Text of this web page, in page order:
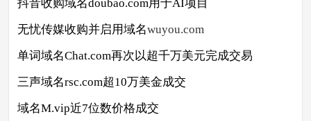
抖音收购域名doubao.com用于AI项目
无忧传媒收购并启用域名wuyou.com
单词域名Chat.com再次以超千万美元完成交易
三声域名rsc.com超10万美金成交
域名M.vip近7位数价格成交